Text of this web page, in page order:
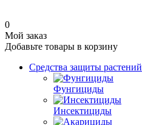
0
Мой заказ
Добавьте товары в корзину
Средства защиты растений
Фунгициды
Инсектициды